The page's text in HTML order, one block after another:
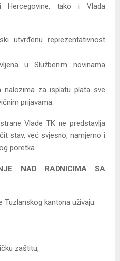
Hercegovine, tako i Vlada
utvrđenu reprezentativnost
u Službenim novinama
za isplatu plata sve
prijavama.
Vlade TK ne predstavlja
stav, već svjesno, namjerno i
poretka.
NAD RADNICIMA SA
Tuzlanskog kantona uživaju:
zaštitu,